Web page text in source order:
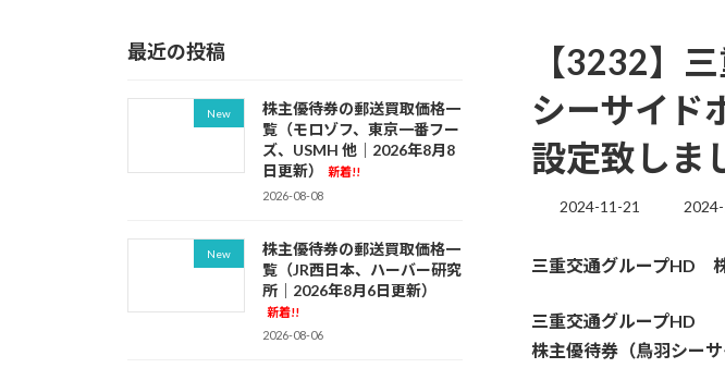
【3232】
シーサイド
設定致しま
2024-11-21
最
新
:
三重交通グループHD
三重交通グループHD
株主優待券（鳥羽シーサ
最近の投稿
New
株主優待券の郵送買取価格一
覧（モロゾフ、東京一番フー
ズ、USMH 他｜2026年8月8
日更新）
新着!!
2026-08-08
New
株主優待券の郵送買取価格一
覧（JR西日本、ハーバー研究
所｜2026年8月6日更新）
新着!!
2026-08-06